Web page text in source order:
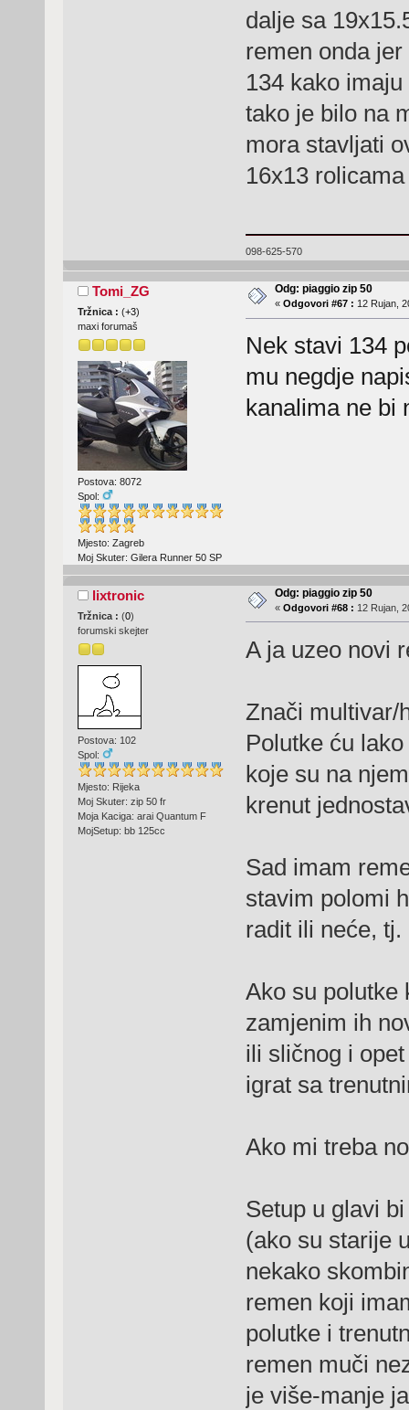
dalje sa
remen onda
134 kako
tako je bilo na
mora stavljati
16x13 rolicama
098-625-570
Tomi_ZG
Tržnica : (+3)
maxi forumaš
Postova: 8072
Spol:
Mjesto: Zagreb
Moj Skuter: Gilera Runner 50 SP
Odg: piaggio zip 50
« Odgovori #67 : 12 Rujan,
Nek stavi 134
mu negdje
kanalima ne bi
lixtronic
Tržnica : (0)
forumski skejter
Postova: 102
Spol:
Mjesto: Rijeka
Moj Skuter: zip 50 fr
Moja Kaciga: arai Quantum F
MojSetup: bb 125cc
Odg: piaggio zip 50
« Odgovori #68 : 12 Rujan,
A ja uzeo novi
Znači multivar/
Polutke ću
koje su na
krenut
Sad imam
stavim polomi
radit ili neće,
Ako su polutke
zamjenim ih
ili sličnog i
igrat sa
Ako mi treba
Setup u glavi
(ako su starije
nekako
remen koji
polutke i
remen muči
je više-manje